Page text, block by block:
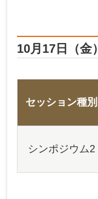
10月17日（金）
セッション種別
シンポジウム2